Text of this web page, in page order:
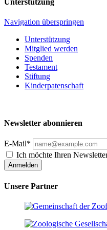
Navigation überspringen
Unterstützung
Mitglied werden
Spenden
Testament
Stiftung
Kinderpatenschaft
Newsletter abonnieren
E-Mail*
Ich möchte Ihren
Anmelden
Unsere Partner